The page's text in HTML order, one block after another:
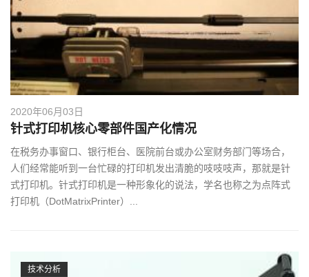
2020年06月03日
针式打印机核心零部件国产化情况
在税务办事窗口、银行柜台、医院前台或办公室财务部门等场合，
人们经常能听到一台忙碌的打印机发出清脆的吱吱吱声，那就是针
式打印机。针式打印机是一种形象化的说法，学名也称之为点阵式
打印机（DotMatrixPrinter）...
技术分析